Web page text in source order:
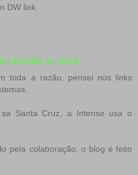
DW link.
de 2009 às 12:59
toda a razão, pensei nos links
Santa Cruz, a Intense usa o
pela colaboração, o blog é feito